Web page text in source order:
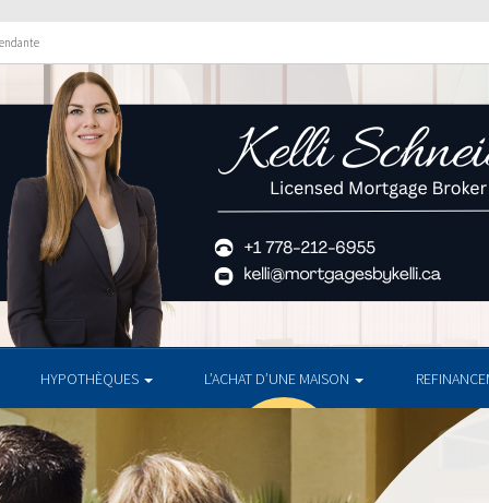
HYPOTHÈQUES L’ACHAT D’UNE MAISON